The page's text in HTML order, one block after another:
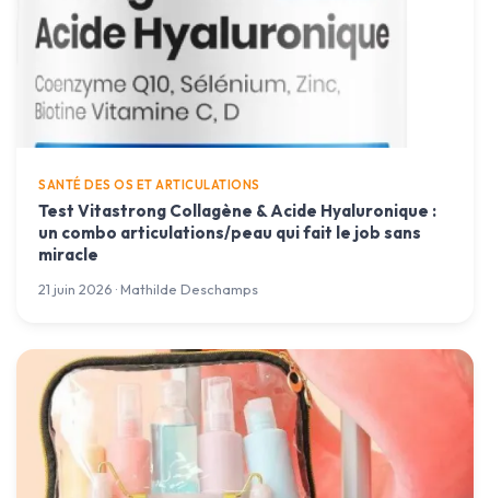
SANTÉ DES OS ET ARTICULATIONS
Test Vitastrong Collagène & Acide Hyaluronique :
un combo articulations/peau qui fait le job sans
miracle
21 juin 2026 · Mathilde Deschamps